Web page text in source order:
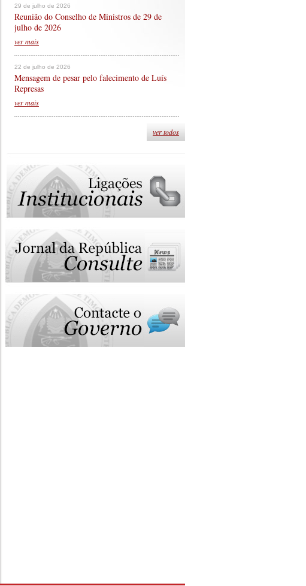
29 de julho de 2026
Reunião do Conselho de Ministros de 29 de
julho de 2026
ver mais
22 de julho de 2026
Mensagem de pesar pelo falecimento de Luís
Represas
ver mais
ver todos